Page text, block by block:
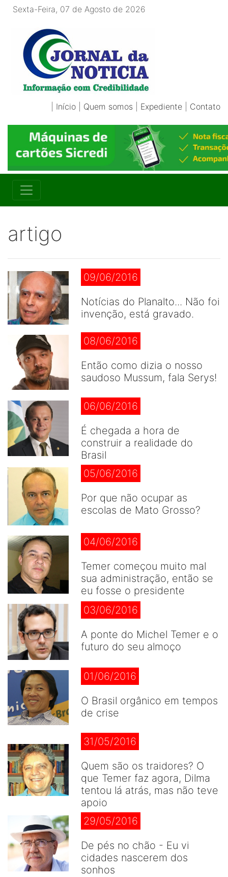
Sexta-Feira, 07 de Agosto de 2026
Início Quem somos Expediente Contato
artigo
09/06/2016
Notícias do Planalto... Não foi
invenção, está gravado.
08/06/2016
Então como dizia o nosso
saudoso Mussum, fala Serys!
06/06/2016
É chegada a hora de
construir a realidade do
Brasil
05/06/2016
Por que não ocupar as
escolas de Mato Grosso?
04/06/2016
Temer começou muito mal
sua administração, então se
eu fosse o presidente
03/06/2016
A ponte do Michel Temer e o
futuro do seu almoço
01/06/2016
O Brasil orgânico em tempos
de crise
31/05/2016
Quem são os traidores? O
que Temer faz agora, Dilma
tentou lá atrás, mas não teve
apoio
29/05/2016
De pés no chão - Eu vi
cidades nascerem dos
sonhos